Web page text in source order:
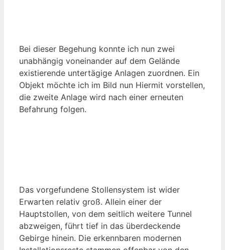
Bei dieser Begehung konnte ich nun zwei
unabhängig voneinander auf dem Gelände
existierende untertägige Anlagen zuordnen. Ein
Objekt möchte ich im Bild nun Hiermit vorstellen,
die zweite Anlage wird nach einer erneuten
Befahrung folgen.
Das vorgefundene Stollensystem ist wider
Erwarten relativ groß. Allein einer der
Hauptstollen, von dem seitlich weitere Tunnel
abzweigen, führt tief in das überdeckende
Gebirge hinein. Die erkennbaren modernen